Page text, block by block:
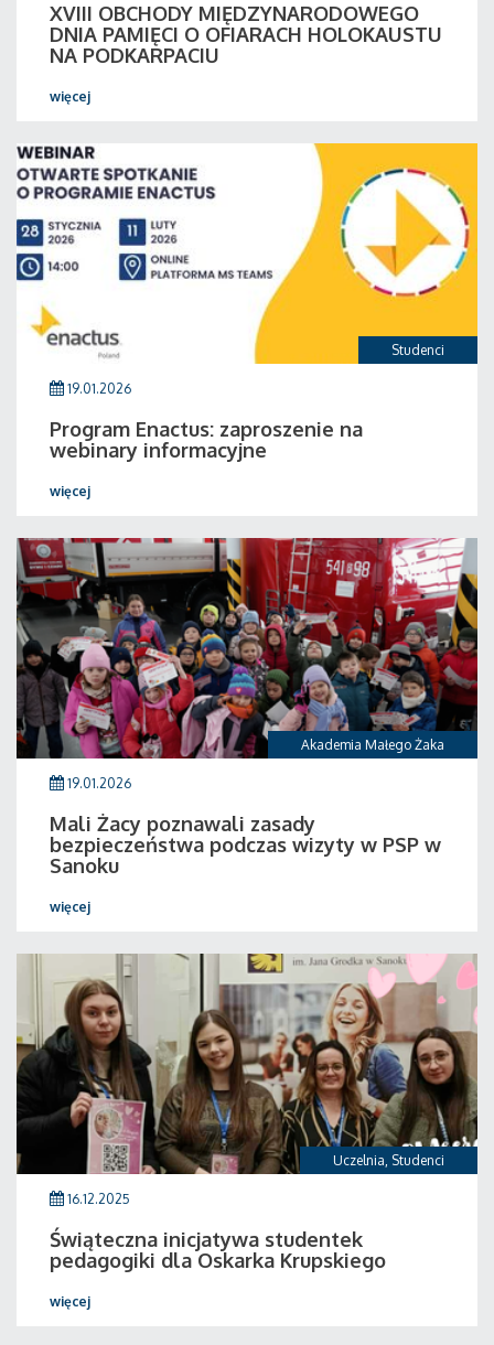
XVIII OBCHODY MIĘDZYNARODOWEGO
DNIA PAMIĘCI O OFIARACH HOLOKAUSTU
NA PODKARPACIU
więcej
Studenci
19.01.2026
Program Enactus: zaproszenie na
webinary informacyjne
więcej
Akademia Małego Żaka
19.01.2026
Mali Żacy poznawali zasady
bezpieczeństwa podczas wizyty w PSP w
Sanoku
więcej
Uczelnia, Studenci
16.12.2025
Świąteczna inicjatywa studentek
pedagogiki dla Oskarka Krupskiego
więcej